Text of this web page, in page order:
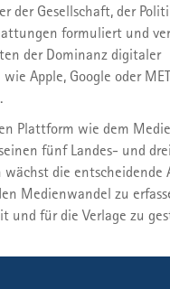
der Gesellschaft, der
formuliert und
der Dominanz digitaler
Apple, Google oder
Plattform wie dem
fünf Landes- und drei
die entscheidende
Medienwandel zu
und für die Verlage zu